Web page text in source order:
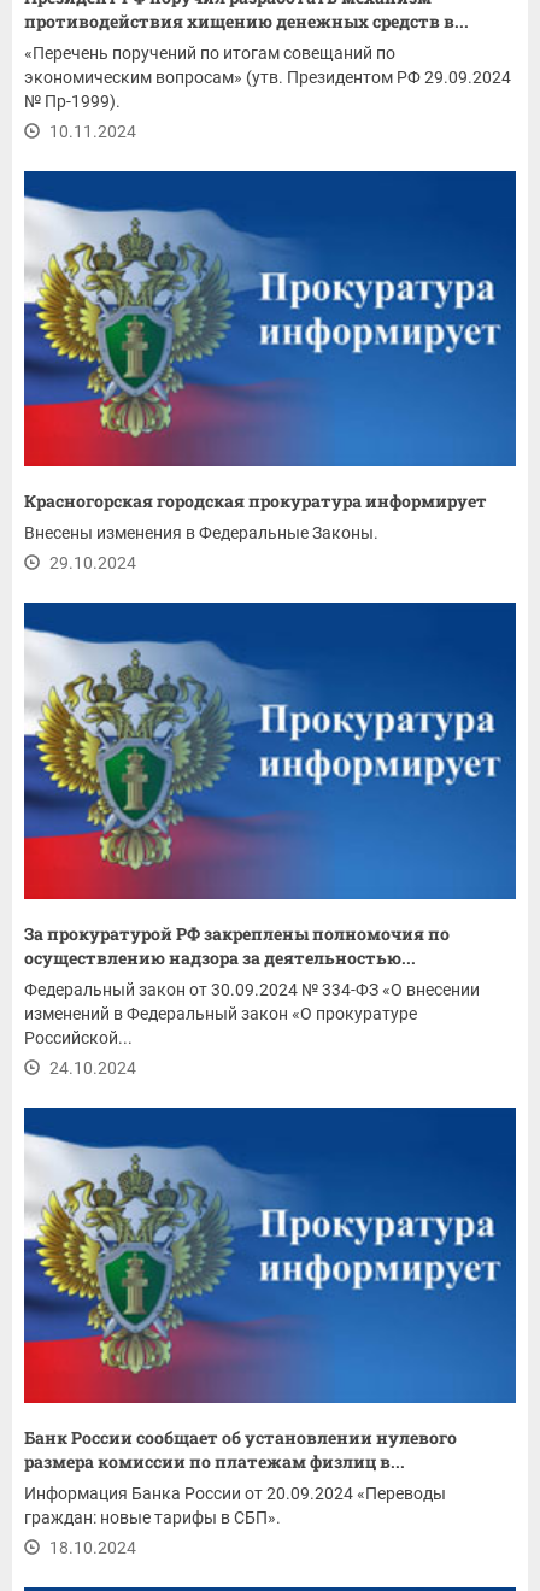
противодействия хищению денежных средств в...
«Перечень поручений по итогам совещаний по
экономическим вопросам» (утв. Президентом РФ 29.09.2024
№ Пр-1999).
10.11.2024
Красногорская городская прокуратура информирует
Внесены изменения в Федеральные Законы.
29.10.2024
За прокуратурой РФ закреплены полномочия по
осуществлению надзора за деятельностью...
Федеральный закон от 30.09.2024 № 334-ФЗ «О внесении
изменений в Федеральный закон «О прокуратуре
Российской...
24.10.2024
Банк России сообщает об установлении нулевого
размера комиссии по платежам физлиц в...
Информация Банка России от 20.09.2024 «Переводы
граждан: новые тарифы в СБП».
18.10.2024